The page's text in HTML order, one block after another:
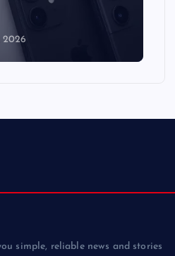
2026
simple, reliable news and stories